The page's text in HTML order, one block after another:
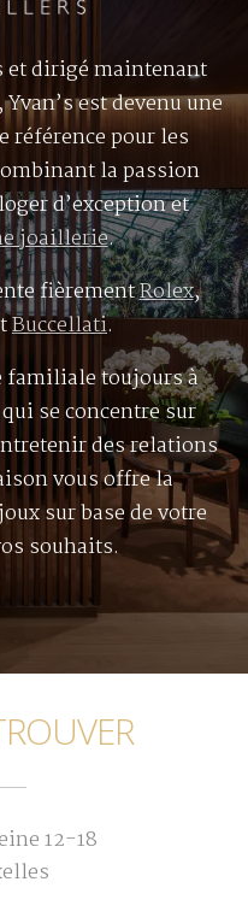
et dirigé maintenant
est devenu une
référence pour les
la passion
d’exception et
joaillerie.
fièrementRolex,
Buccellati.
familiale toujours à
se concentre sur
des relations
vous offre la
sur base de votre
souhaits.
12-18